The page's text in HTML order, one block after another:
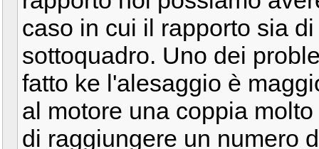
caso in cui il rapporto sia
sottoquadro. Uno dei
fatto ke l'alesaggio è
al motore una coppia
di raggiungere un numero